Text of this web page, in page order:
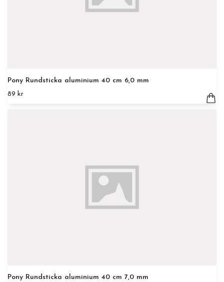
Pony Rundsticka aluminium 40 cm 6,0 mm
89 kr
Pony Rundsticka aluminium 40 cm 7,0 mm